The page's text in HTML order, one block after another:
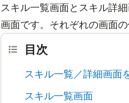
スキル一覧画面とスキル詳
画面です。それぞれの画面の
目次
スキル一覧／詳細画面
スキル一覧画面